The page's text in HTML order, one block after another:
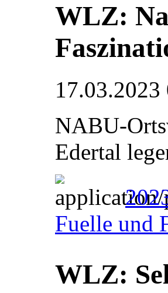
WLZ:
17.03.2023
NABU-
Edertal
Fuelle und
WLZ: